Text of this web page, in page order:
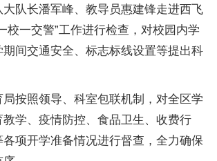
大队长潘军峰、教导员惠建锋走进西飞
校一交警”工作进行检查，对校园内学
间交通安全、标志标线设置等提出科
局按照领导、科室包联机制，对全区学
学、疫情防控、食品卫生、收费行
项开学准备情况进行督查，全力确保